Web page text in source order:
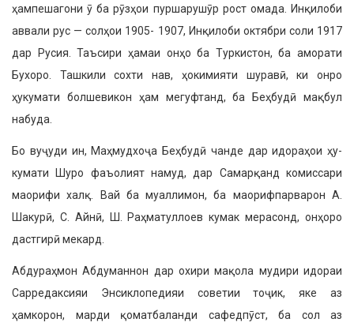
ҳампешагони ӯ ба рӯзҳои пуршарушӯр рост омада. Инқилоби
аввали рус — солҳои 1905- 1907, Инқилоби октябри соли 1917
дар Русия. Таъсири ҳамаи онҳо ба Туркистон, ба аморати
Бухоро. Ташкили сохти нав, ҳокимияти шу­равӣ, ки онро
ҳукумати болшевикон ҳам мегуфтанд, ба Беҳбудӣ мақбул
набуда.
Бо вуҷуди ин, Маҳмудхоҷа Беҳбудӣ чанде дар идораҳои ҳу­
кумати Шуро фаъолият намуд, дар Самарқанд комиссари
маорифи халқ. Вай ба муаллимон, ба мао­рифпарварон А.
Шакурӣ, С. Айнӣ, Ш. Раҳматуллоев кумак мерасонд, онҳоро
дастгирӣ мекард.
Абдураҳмон Абдуманнон дар охири мақола мудири идораи
Сар­редаксияи Энсиклопедияи советии тоҷик, яке аз
ҳамкорон, марди қо­матбаланди сафедпӯст, ба сол аз